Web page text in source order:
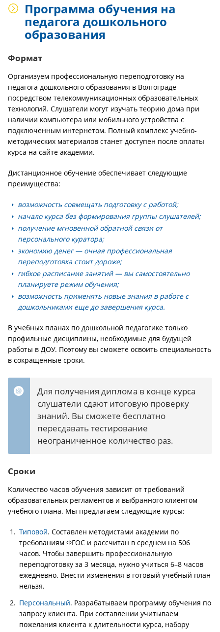
Программа обучения на
педагога дошкольного
образования
Формат
Организуем профессиональную переподготовку на
педагога дошкольного образования в Волгограде
посредством телекоммуникационных образовательных
технологий. Слушатели могут изучать теорию дома при
наличии компьютера или мобильного устройства с
подключенным интернетом. Полный комплекс учебно-
методических материалов станет доступен после оплаты
курса на сайте академии.
Дистанционное обучение обеспечивает следующие
преимущества:
возможность совмещать подготовку с работой;
начало курса без формирования группы слушателей;
получение мгновенной обратной связи от
персонального куратора;
экономию денег — очная профессиональная
переподготовка стоит дороже;
гибкое расписание занятий — вы самостоятельно
планируете режим обучения;
возможность применять новые знания в работе с
дошкольниками еще до завершения курса.
В учебных планах по дошкольной педагогике только
профильные дисциплины, необходимые для будущей
работы в ДОУ. Поэтому вы сможете освоить специальность
в сокращенные сроки.
Для получения диплома в конце курса
слушатели сдают итоговую проверку
знаний. Вы сможете бесплатно
пересдавать тестирование
неограниченное количество раз.
Сроки
Количество часов обучения зависит от требований
образовательных регламентов и выбранного клиентом
учебного плана. Мы предлагаем следующие курсы:
Типовой. Составлен методистами академии по
требованиям ФГОС и рассчитан в среднем на 506
часов. Чтобы завершить профессиональную
переподготовку за 3 месяца, нужно учиться 6–8 часов
ежедневно. Внести изменения в готовый учебный план
нельзя.
Персональный. Разрабатываем программу обучения по
запросу клиента. При составлении учитываем
пожелания клиента к длительности курса, набору